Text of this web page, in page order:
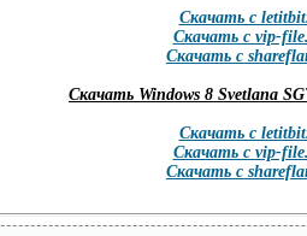
Скачать с
Скачать с vip-
Скачать с
Скачать Windows 8 Svetlana
Скачать с
Скачать с vip-
Скачать с